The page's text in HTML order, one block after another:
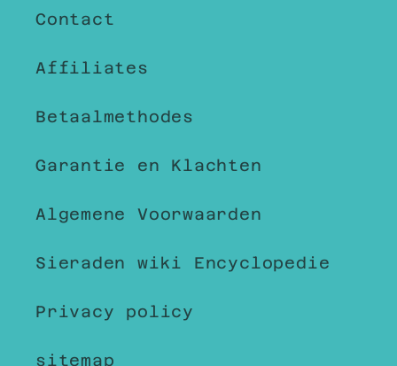
Contact
Affiliates
Betaalmethodes
Garantie en Klachten
Algemene Voorwaarden
Sieraden wiki Encyclopedie
Privacy policy
sitemap